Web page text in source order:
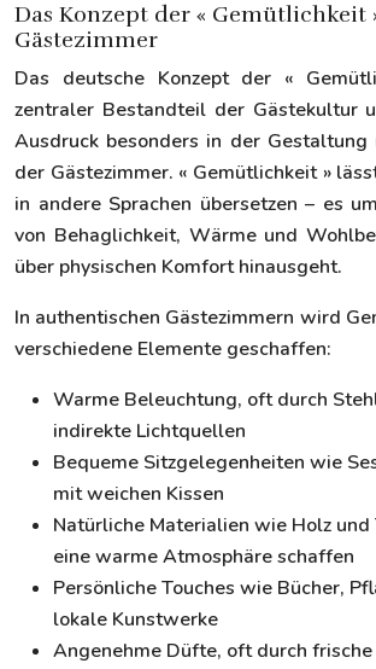
Das Konzept der « Gemütlichkeit
Gästezimmer
Das deutsche Konzept der «
zentraler Bestandteil der Gästekultur
Ausdruck besonders in der Gestaltung
der Gästezimmer. « Gemütlichkeit »
in andere Sprachen übersetzen – es
von Behaglichkeit, Wärme und
über physischen Komfort hinausgeht.
In authentischen Gästezimmern wird
verschiedene Elemente geschaffen:
Warme Beleuchtung, oft durch
indirekte Lichtquellen
Bequeme Sitzgelegenheiten wie
mit weichen Kissen
Natürliche Materialien wie Holz
eine warme Atmosphäre schaffen
Persönliche Touches wie Bücher,
lokale Kunstwerke
Angenehme Düfte, oft durch